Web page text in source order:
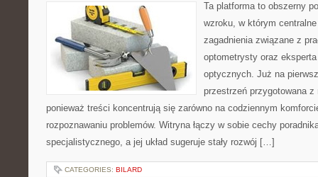
Ta platforma to obszerny
wzroku, w którym
zagadnienia związane z
optometrysty oraz
optycznych. Już na
przestrzeń przygotowana
ponieważ treści koncentrują się zarówno na codziennym
rozpoznawaniu problemów. Witryna łączy w sobie cechy
specjalistycznego, a jej układ sugeruje stały rozwój […]
CATEGORIES: BILARD